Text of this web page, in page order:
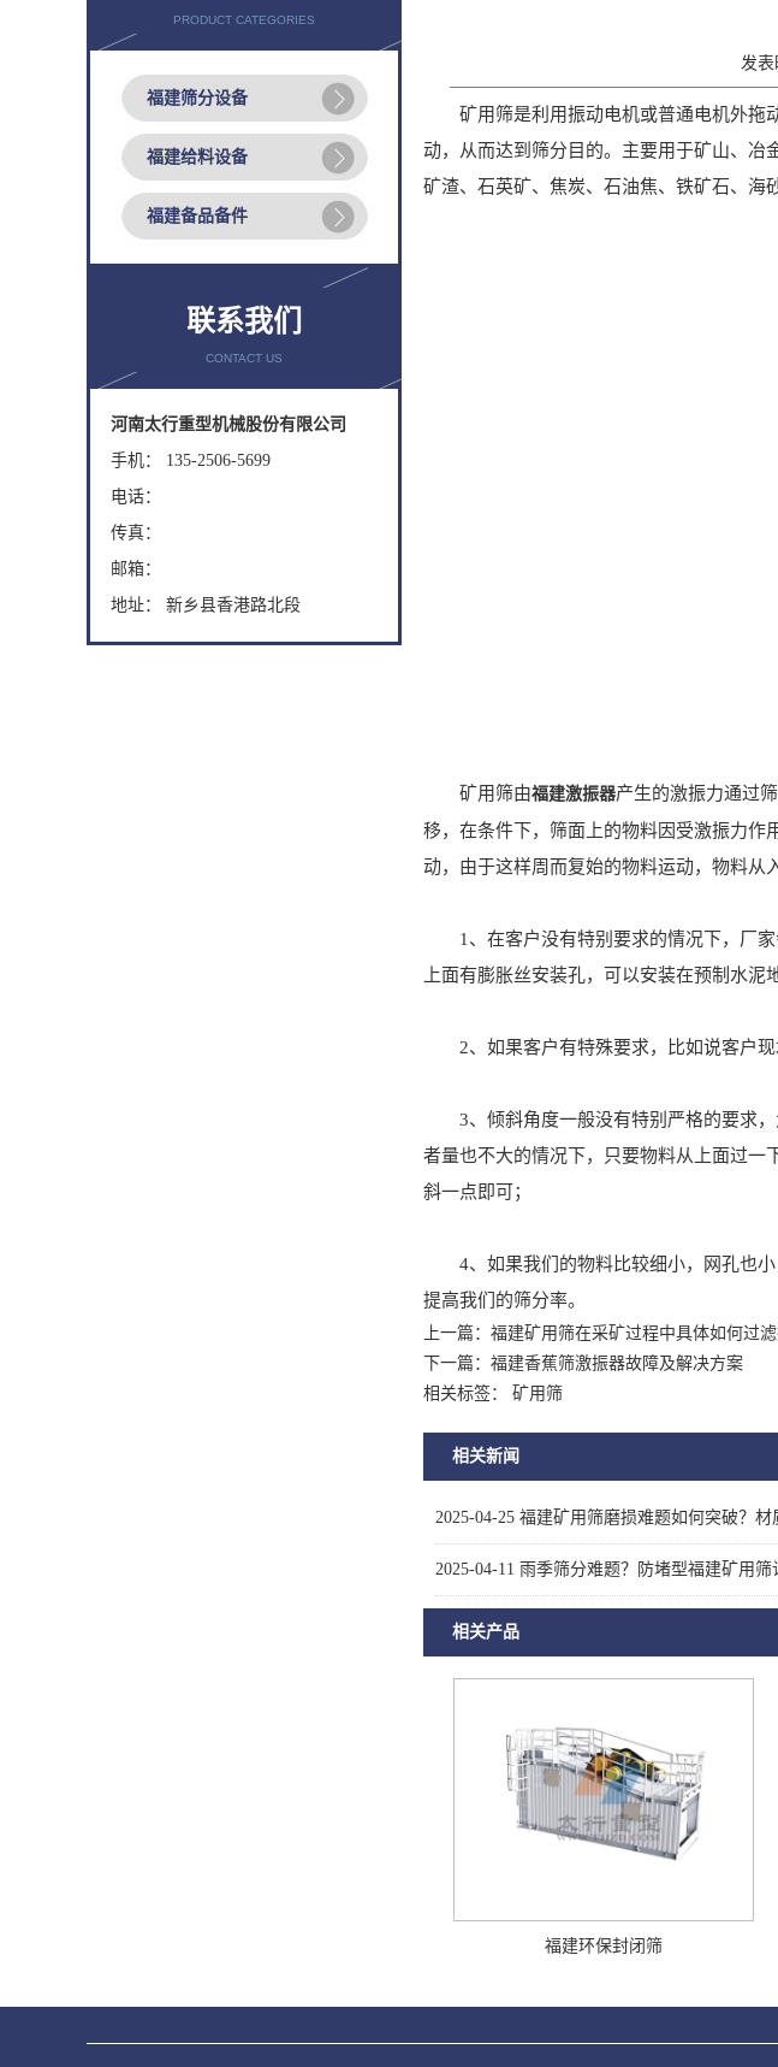
PRODUCT CATEGORIES
福建筛分设备
福建给料设备
福建备品备件
联系我们
CONTACT US
河南太行重型机械股份有限公司
手机： 135-2506-5699
电话：
传真：
邮箱：
地址： 新乡县香港路北段
发表
矿用筛是利用振动电机或普通电机外拖动
动，从而达到筛分目的。主要用于矿山、冶
矿渣、石英矿、焦炭、石油焦、铁矿石、海
矿用筛由福建激振器产生的激振力通过
移，在条件下，筛面上的物料因受激振力作
动，由于这样周而复始的物料运动，物料从
1、在客户没有特别要求的情况下，厂家
上面有膨胀丝安装孔，可以安装在预制水
2、如果客户有特殊要求，比如说客户现
3、倾斜角度一般没有特别严格的要求，
者量也不大的情况下，只要物料从上面过一
斜一点即可；
4、如果我们的物料比较细小，网孔也小
提高我们的筛分率。
上一篇： 福建矿用筛在采矿过程中具体如何过
下一篇： 福建香蕉筛激振器故障及解决方案
相关标签： 矿用筛
相关新闻
2025-04-25 福建矿用筛磨损难题如何突破？
2025-04-11 雨季筛分难题？防堵型福建矿用筛
相关产品
福建环保封闭筛